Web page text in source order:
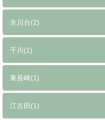
氷川台(2)
千川(1)
東長崎(1)
江古田(1)